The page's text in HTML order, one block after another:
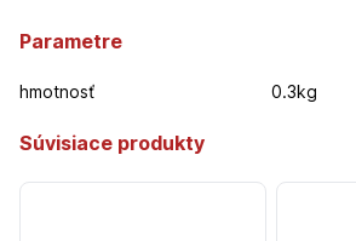
Parametre
hmotnosť 0.3kg
Súvisiace produkty